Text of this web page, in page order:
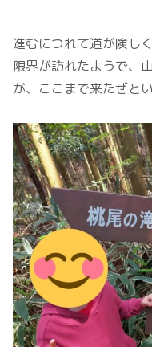
進むにつれて道が険し
限界が訪れたようで、
が、ここまで来たぜと